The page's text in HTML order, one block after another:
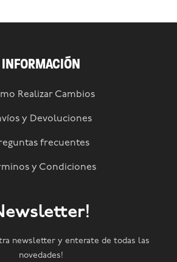
INFORMACIÓN
Realizar Cambios
y Devoluciones
frecuentes
y Condiciones
newsletter y enterate de todas las
novedades!